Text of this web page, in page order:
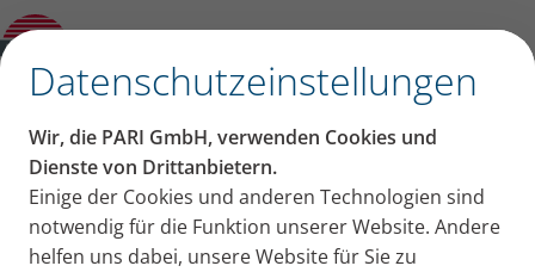
Datenschutzeinstellungen
Wir, die PARI GmbH, verwenden Cookies und
Dienste von Drittanbietern.
Einige der Cookies und anderen Technologien sind
notwendig für die Funktion unserer Website. Andere
helfen uns dabei, unsere Website für Sie zu
Presseinfo – PARI erhält die Auszeichnung
„Deutsche Marken Ikone“
PARI Presseportal
Pressemitteilungen, Bildmaterial und Aktuelles von
PARI für Ihre Pressearbeit